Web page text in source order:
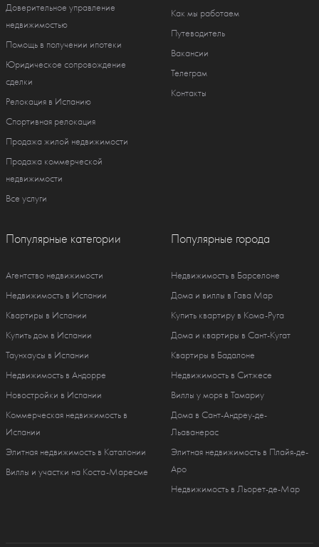
Доверительное управление
недвижимостью
Помощь в получении ипотеки
Юридическое сопровождение
сделки
Релокация в Испанию
Спортивная релокация
Продажа жилой недвижимости
Продажа коммерческой
недвижимости
Все услуги
Как мы работаем
Путеводитель
Вакансии
Телеграм
Контакты
Популярные категории
Агентство недвижимости
Недвижимость в Испании
Квартиры в Испании
Купить дом в Испании
Таунхаусы в Испании
Недвижимость в Андорре
Новостройки в Испании
Коммерческая недвижимость в
Испании
Элитная недвижимость в Каталонии
Виллы и участки на Коста-Маресме
Популярные города
Недвижимость в Барселоне
Дома и виллы в Гава Мар
Купить квартиру в Кома-Руга
Дома и квартиры в Сант-Кугат
Квартиры в Бадалоне
Недвижимость в Ситжесе
Виллы у моря в Тамариу
Дома в Сант-Андреу-де-
Льаванерас
Элитная недвижимость в Плайя-де-
Аро
Недвижимость в Льорет-де-Мар